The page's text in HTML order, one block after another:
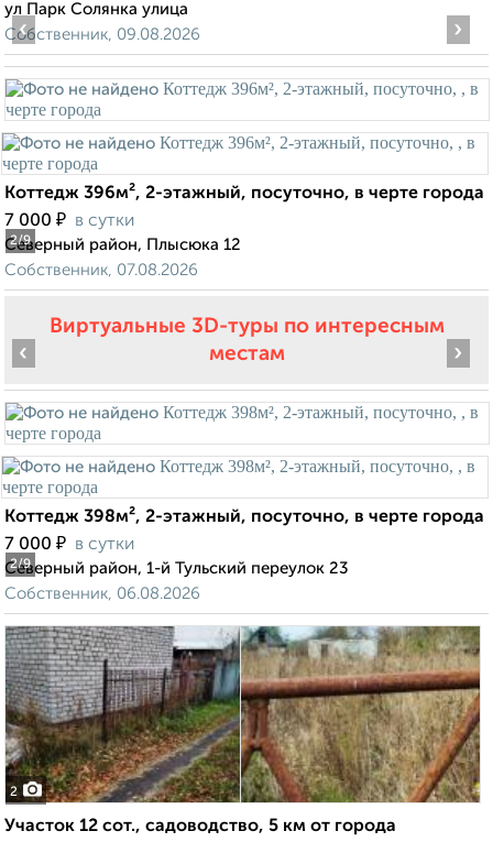
ул Парк Солянка улица
Собственник, 09.08.2026
2/9
‹ ›
Коттедж 396м², 2-этажный, посуточно, в черте города
7 000 ₽ в сутки
Северный район, Плысюка 12
Собственник, 07.08.2026
Виртуальные 3D-туры по интересным
местам
2/9
‹ ›
Коттедж 398м², 2-этажный, посуточно, в черте города
7 000 ₽ в сутки
Северный район, 1-й Тульский переулок 23
Собственник, 06.08.2026
2
Участок 12 сот., садоводство, 5 км от города